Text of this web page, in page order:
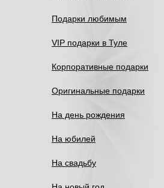
Подарки любимым
VIP подарки в Туле
Корпоративные подарки
Оригинальные подарки
На день рождения
На юбилей
На свадьбу